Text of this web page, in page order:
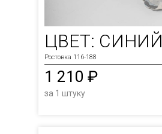
ЦВЕТ: СИНИЙ
Ростовка 116-188
1 210 ₽
за 1 штуку